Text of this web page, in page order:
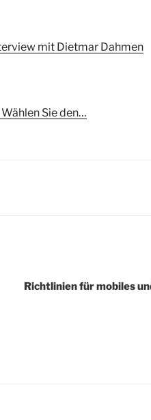
mit Dietmar Dahmen
Sie den…
Richtlinien für mobiles